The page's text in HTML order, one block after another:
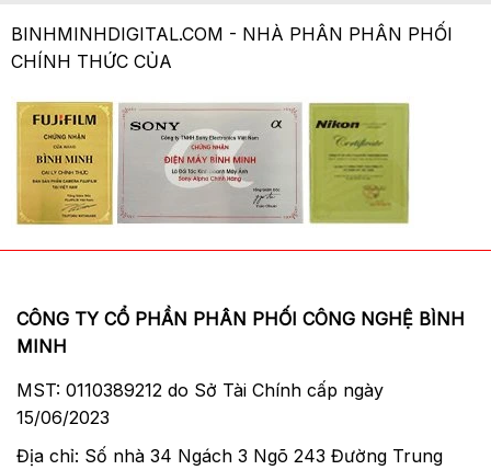
BINHMINHDIGITAL.COM - NHÀ PHÂN PHÂN PHỐI
CHÍNH THỨC CỦA
CÔNG TY CỔ PHẦN PHÂN PHỐI CÔNG NGHỆ BÌNH
MINH
MST: 0110389212 do Sở Tài Chính cấp ngày
15/06/2023
Địa chỉ: Số nhà 34 Ngách 3 Ngõ 243 Đường Trung